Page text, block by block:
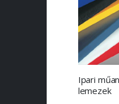
Ipari
lemezek